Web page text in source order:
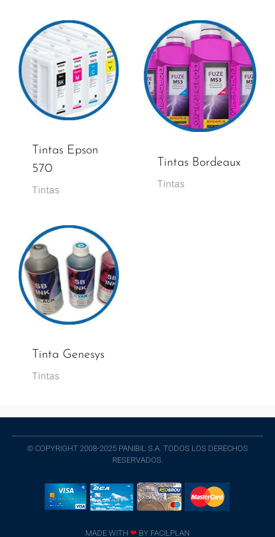
Tintas Epson
570
Tintas
Tintas Bordeaux
Tintas
Tinta Genesys
Tintas
© COPYRIGHT 2008-2025 PANIBIL S.A. TODOS LOS DERECHOS
RESERVADOS.
MADE WITH ❤ BY FACILPLAN